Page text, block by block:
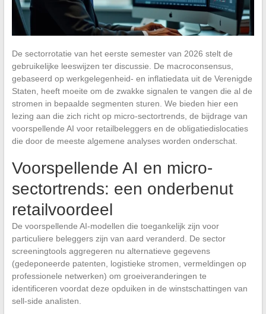
De sectorrotatie van het eerste semester van 2026 stelt de
gebruikelijke leeswijzen ter discussie. De macroconsensus,
gebaseerd op werkgelegenheid- en inflatiedata uit de Verenigde
Staten, heeft moeite om de zwakke signalen te vangen die al de
stromen in bepaalde segmenten sturen. We bieden hier een
lezing aan die zich richt op micro-sectortrends, de bijdrage van
voorspellende AI voor retailbeleggers en de obligatiedislocaties
die door de meeste algemene analyses worden onderschat.
Voorspellende AI en micro-
sectortrends: een onderbenut
retailvoordeel
De voorspellende AI-modellen die toegankelijk zijn voor
particuliere beleggers zijn van aard veranderd. De sector
screeningtools aggregeren nu alternatieve gegevens
(gedeponeerde patenten, logistieke stromen, vermeldingen op
professionele netwerken) om groeiveranderingen te
identificeren voordat deze opduiken in de winstschattingen van
sell-side analisten.